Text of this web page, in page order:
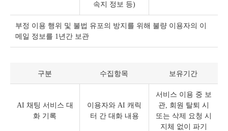
속지 정보 등)
부정 이용 행위 및 불법 유포의 방지를 위해 불량 이용자의 이
메일 정보를 1년간 보관
구분 수집항목 보유기간
AI 채팅 서비스 대
화 기록
이용자와 AI 캐릭
터 간 대화 내용
서비스 이용 중 보
관, 회원 탈퇴 시
또는 삭제 요청 시
지체 없이 파기